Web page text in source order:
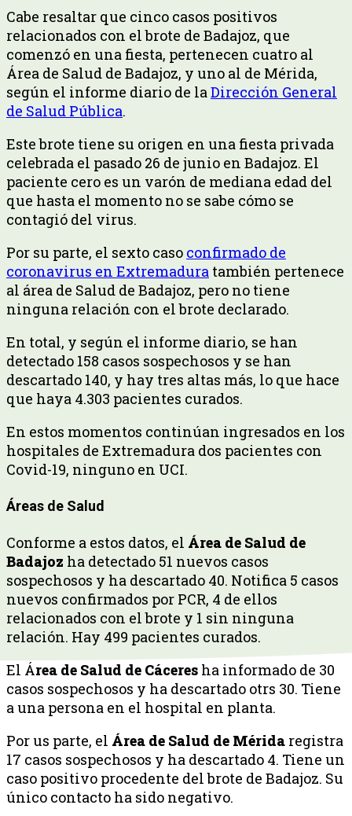
Cabe resaltar que cinco casos positivos
relacionados con el brote de Badajoz, que
comenzó en una fiesta, pertenecen cuatro al
Área de Salud de Badajoz, y uno al de Mérida,
según el informe diario de laDirección General
de Salud Pública.
Este brote tiene su origen en una fiesta privada
celebrada el pasado 26 de junio en Badajoz. El
paciente cero es un varón de mediana edad del
que hasta el momento no se sabe cómo se
contagió del virus.
Por su parte, el sexto caso confirmado de
coronavirus en Extremadura también pertenece
al área de Salud de Badajoz, pero no tiene
ninguna relación con el brote declarado.
En total, y según el informe diario, se han
detectado 158 casos sospechosos y se han
descartado 140, y hay tres altas más, lo que hace
que haya 4.303 pacientes curados.
En estos momentos continúan ingresados en los
hospitales de Extremadura dos pacientes con
Covid-19, ninguno en UCI.
Áreas de Salud
Conforme a estos datos, el Área de Salud de
Badajoz ha detectado 51 nuevos casos
sospechosos y ha descartado 40. Notifica 5 casos
nuevos confirmados por PCR, 4 de ellos
relacionados con el brote y 1 sin ninguna
relación. Hay 499 pacientes curados.
El Área de Salud de Cáceres ha informado de 30
casos sospechosos y ha descartado otrs 30. Tiene
a una persona en el hospital en planta.
Por us parte, el Área de Salud de Mérida registra
17 casos sospechosos y ha descartado 4. Tiene un
caso positivo procedente del brote de Badajoz. Su
único contacto ha sido negativo.